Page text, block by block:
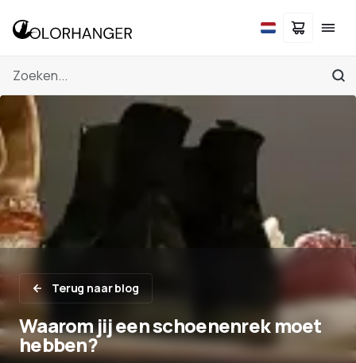
Terug naar blog
Waarom jij een schoenenrek moet
hebben?